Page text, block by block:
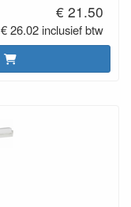
€ 21.50
€ 26.02 inclusief btw